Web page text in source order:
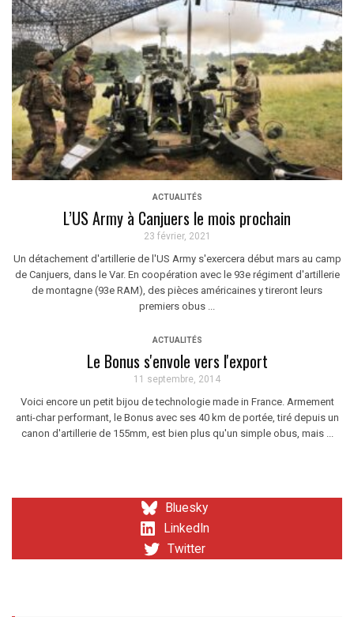
ACTUALITÉS
L’US Army à Canjuers le mois prochain
23 février, 2021
Un détachement d'artillerie de l'US Army s'exercera début mars au camp
de Canjuers, dans le Var. En coopération avec le 93e régiment d'artillerie
de montagne (93e RAM), des pièces américaines y tireront leurs
premiers obus ...
ACTUALITÉS
Le Bonus s'envole vers l'export
11 septembre, 2014
Voici encore un petit bijou de technologie made in France. Armement
anti-char performant, le Bonus avec ses 40 km de portée, tiré depuis un
canon d'artillerie de 155mm, est bien plus qu'un simple obus, mais ...
Bluesky
LinkedIn
Twitter